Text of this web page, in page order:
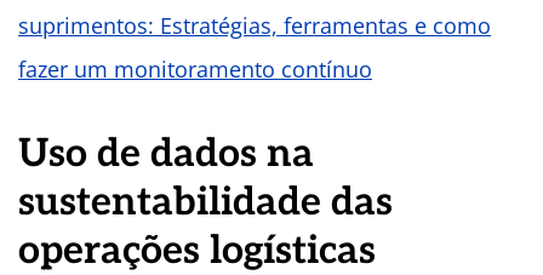
suprimentos: Estratégias, ferramentas e como
fazer um monitoramento contínuo
Uso de dados na
sustentabilidade das
operações logísticas